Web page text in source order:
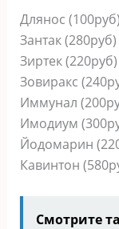
Длянос
Зантак
Зиртек
Зовиракс
Иммунал
Имодиум
Йодомарин
Кавинтон
Смотрите